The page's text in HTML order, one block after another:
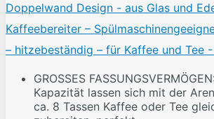
Doppelwand Design - aus Glas und
Kaffeebereiter –
– hitzebeständig – für Kaffee und Tee
GROSSES
Kapazität lassen sich mit der
ca. 8 Tassen Kaffee oder Tee